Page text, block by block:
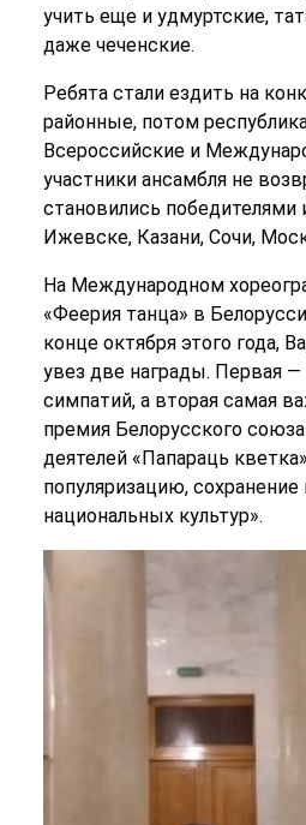
учить еще и удмуртские,
даже чеченские.
Ребята стали ездить на
районные, потом
Всероссийские и
участники ансамбля не
становились победителями
Ижевске, Казани, Сочи,
На Международном
«Феерия танца» в
конце октября этого года,
увез две награды. Первая —
симпатий, а вторая самая
премия Белорусского
деятелей «Папараць
популяризацию,
национальных культур».